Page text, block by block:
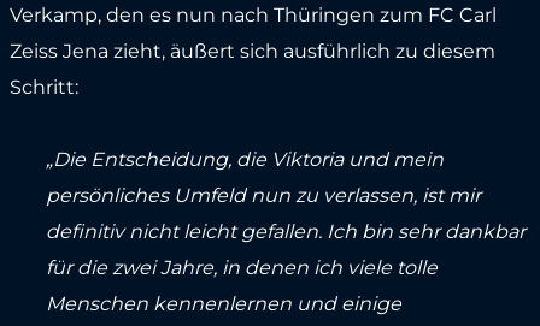
Verkamp, den es nun nach Thüringen zum FC Carl
Zeiss Jena zieht, äußert sich ausführlich zu diesem
Schritt:
„Die Entscheidung, die Viktoria und mein
persönliches Umfeld nun zu verlassen, ist mir
definitiv nicht leicht gefallen. Ich bin sehr dankbar
für die zwei Jahre, in denen ich viele tolle
Menschen kennenlernen und einige